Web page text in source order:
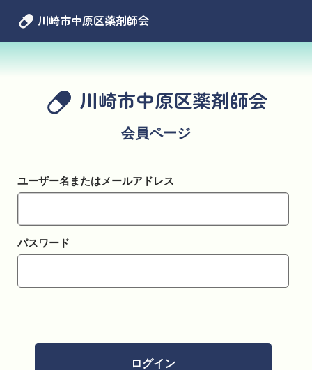
川崎市中原区薬剤師会
川崎市中原区薬剤師会
会員ページ
ユーザー名またはメールアドレス
パスワード